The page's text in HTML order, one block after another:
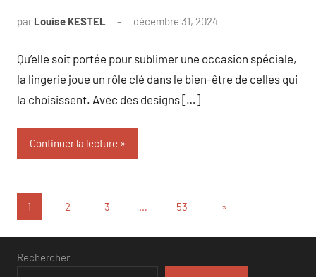
par Louise KESTEL décembre 31, 2024
Qu’elle soit portée pour sublimer une occasion spéciale,
la lingerie joue un rôle clé dans le bien-être de celles qui
la choisissent. Avec des designs […]
Continuer la lecture
Pagination
des
publications
1 2 3 … 53
Articles
»
Rechercher